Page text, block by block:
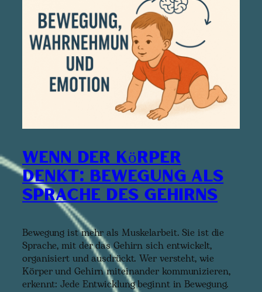
Wenn der Körper
denkt: Bewegung als
Sprache des Gehirns
Bewegung ist mehr als Muskelarbeit. Sie ist die
Sprache, mit der das Gehirn sich entwickelt,
organisiert und ausdrückt. Wer versteht, wie
Körper und Gehirn miteinander kommunizieren,
erkennt: Jede Entwicklung beginnt in Bewegung.